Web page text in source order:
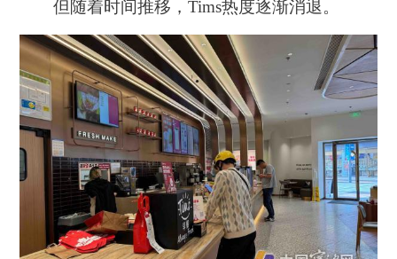
但随着时间推移，Tims热度逐渐消退。